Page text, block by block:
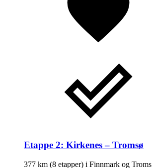
Etappe 2: Kirkenes – Tromsø
377 km (8 etapper) i Finnmark og Troms